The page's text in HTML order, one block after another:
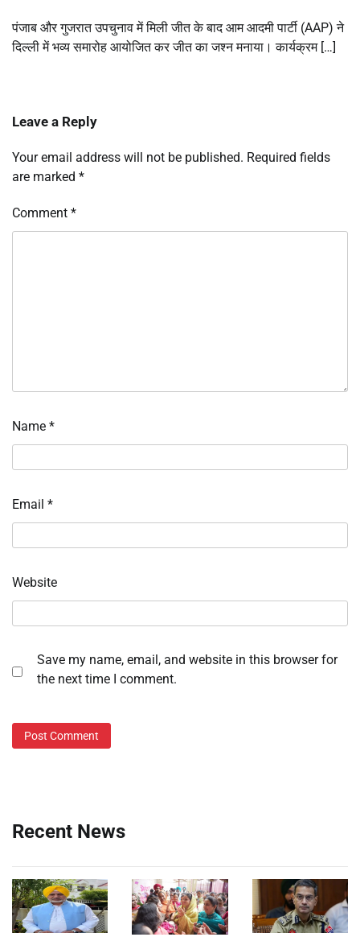
पंजाब और गुजरात उपचुनाव में मिली जीत के बाद आम आदमी पार्टी (AAP) ने
दिल्ली में भव्य समारोह आयोजित कर जीत का जश्न मनाया। कार्यक्रम […]
Leave a Reply
Your email address will not be published. Required fields
are marked *
Comment *
Name *
Email *
Website
Save my name, email, and website in this browser for
the next time I comment.
Recent News